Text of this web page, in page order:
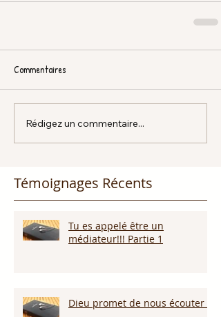
Commentaires
Rédigez un commentaire...
Témoignages Récents
Tu es appelé être un
médiateur!!! Partie 1
Dieu promet de nous écouter !